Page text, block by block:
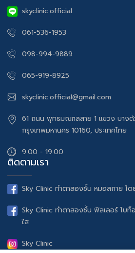
skyclinic.official
061-536-1953
098-994-9889
065-919-8925
skyclinic.official@gmail.com
61 ถนน พุทธมณฑลสาย 1 แขวง บางด้
กรุงเทพมหานคร 10160, ประเทศไทย
9:00 - 19:00
ติดตามเรา
Sky Clinic ทำตาสองชั้น หมอสกาย โ
Sky Clinic ทำตาสองชั้น ฟิลเลอร์ โบท็
ใส
Sky Clinic